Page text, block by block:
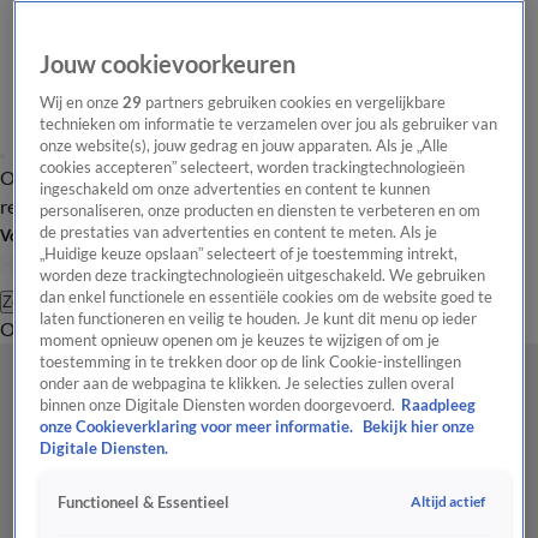
Overzicht Laatste nieuws Regionieuws Het beste van Hart
Tip de
redactie
Volg Hart van Nederland
Zoeken
OverzichtRegioUitzendingenWeerTip de redactiePanelVideo's
Jouw cookievoorkeuren
Wij en onze29 partners gebruiken cookies en vergelijkbare
technieken om informatie te verzamelen over jou als gebruiker van
onze website(s), jouw gedrag en jouw apparaten. Als je „Alle
cookies accepteren” selecteert, worden trackingtechnologieën
ingeschakeld om onze advertenties en content te kunnen
personaliseren, onze producten en diensten te verbeteren en om
de prestaties van advertenties en content te meten. Als je
„Huidige keuze opslaan” selecteert of je toestemming intrekt,
worden deze trackingtechnologieën uitgeschakeld. We gebruiken
dan enkel functionele en essentiële cookies om de website goed te
laten functioneren en veilig te houden. Je kunt dit menu op ieder
moment opnieuw openen om je keuzes te wijzigen of om je
toestemming in te trekken door op de link Cookie-instellingen
onder aan de webpagina te klikken. Je selecties zullen overal
binnen onze Digitale Diensten worden doorgevoerd. Raadpleeg
onze Cookieverklaring voor meer informatie.
Bekijk hier onze
Digitale Diensten.
Functioneel & Essentieel Altijd actief